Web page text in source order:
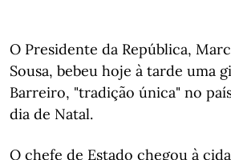
O Presidente da República,
Sousa, bebeu hoje à tarde uma
Barreiro, "tradição única" no
dia de Natal.
O chefe de Estado chegou à